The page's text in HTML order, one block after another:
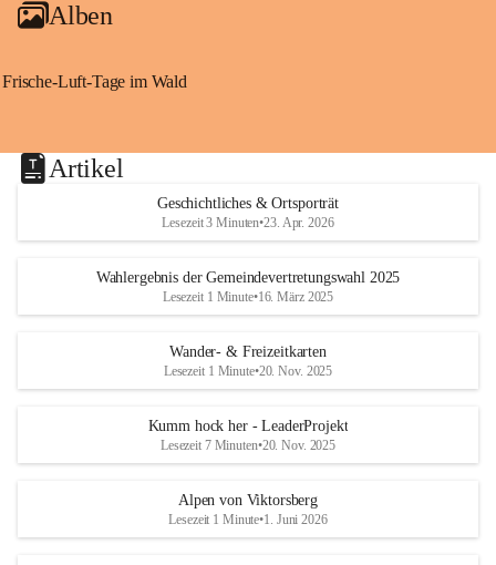
Alben
Frische-Luft-Tage im Wald
Artikel
Geschichtliches & Ortsporträt
Lesezeit 3 Minuten•23. Apr. 2026
Wahlergebnis der Gemeindevertretungswahl 2025
Lesezeit 1 Minute•16. März 2025
Wander- & Freizeitkarten
Lesezeit 1 Minute•20. Nov. 2025
Kumm hock her - LeaderProjekt
Lesezeit 7 Minuten•20. Nov. 2025
Alpen von Viktorsberg
Lesezeit 1 Minute•1. Juni 2026